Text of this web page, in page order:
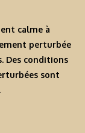
calme à
perturbée
Des conditions
sont